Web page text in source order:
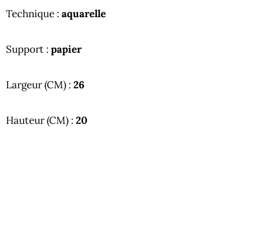
Technique : aquarelle
Support : papier
Largeur (CM) : 26
Hauteur (CM) : 20